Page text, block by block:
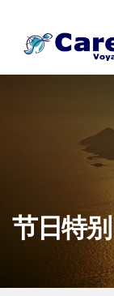
节日特别